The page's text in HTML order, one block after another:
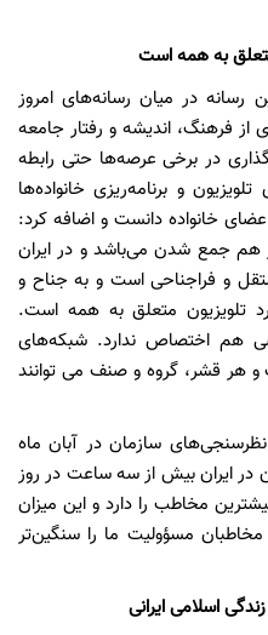
به همه است
رسانه در میان رسانه‌های امروز
فرهنگ، اندیشه و رفتار جامعه
در برخی عرصه‌ها حتی رابطه
و برنامه‌ریزی خانواده‌ها
خانواده دانست و اضافه کرد:
هم جمع شدن می‌باشد و در ایران
و فراجناحی است و به جناح و
تلویزیون متعلق به همه است.
هم اختصاص ندارد. شبکه‌های
هر قشر، گروه و صنف می توانند
نظرسنجی‌های سازمان در آبان ماه
در ایران بیش از سه ساعت در روز
مخاطب را دارد و این میزان
مسؤولیت ما را سنگین‌تر
اسلامی ایرانی